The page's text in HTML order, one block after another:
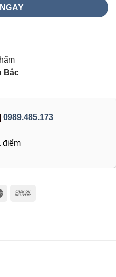
Bắc
0989.485.173
điểm